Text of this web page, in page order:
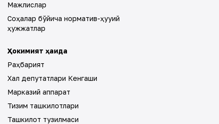
Мажлислар
Соҳалар бўйича норматив-ҳуқуқий
ҳужжатлар
Ҳокимият ҳақида
Раҳбарият
Халқ депутатлари Кенгаши
Марказий аппарат
Тизим ташкилотлари
Ташкилот тузилмаси